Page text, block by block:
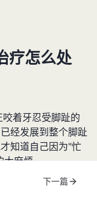
疗怎么处
着牙忍受脚趾的
经发展到整个脚趾
知道自己因为"忙
大麻烦。
见。据武汉市中心
下一篇